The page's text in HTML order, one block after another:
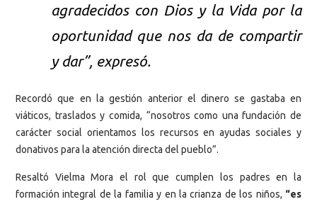
agradecidos con Dios y la Vida por la
oportunidad que nos da de compartir
y dar”, expresó.
Recordó que en la gestión anterior el dinero se gastaba en
viáticos, traslados y comida, “nosotros como una fundación de
carácter social orientamos los recursos en ayudas sociales y
donativos para la atención directa del pueblo”.
Resaltó Vielma Mora el rol que cumplen los padres en la
formación integral de la familia y en la crianza de los niños, “es